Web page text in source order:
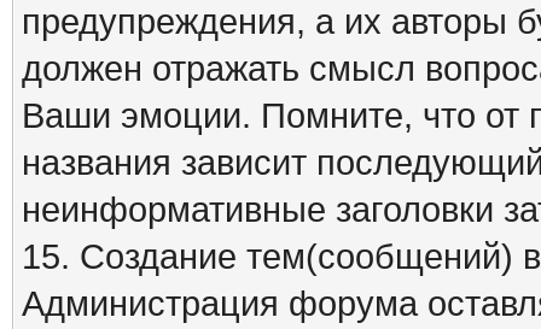
предупреждения, а их авторы
должен отражать смысл
Ваши эмоции. Помните, что от
названия зависит
неинформативные заголовки
15. Создание тем(сообщений)
Администрация форума